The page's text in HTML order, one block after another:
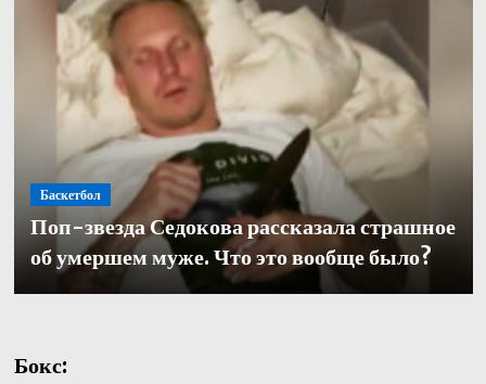
Баскетбол
Поп-звезда Седокова рассказала страшное
об умершем муже. Что это вообще было?
Баскетбол
Александр Церковный покинул должность
генерального директора баскетбольного «Зенита»
Баскетбол
Кулагин — о переходе в «Зенит»: «Довелось
работать с одними из лучших тренеров в нашей части
света. Иванович не исключение»
Бокс: